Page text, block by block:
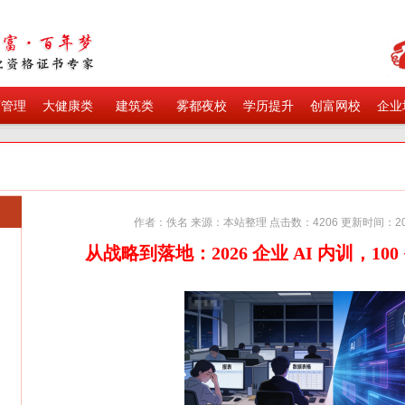
理 大健康类 建筑类 雾都夜校 学历提升 创富网校 企业
作者：佚名 来源：本站整理 点击数： 4206 更新时间：
从战略到落地：2026 企业 AI 内训，